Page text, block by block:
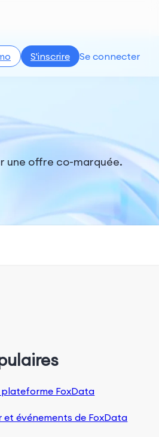
S'inscrire Se connecter
une offre co-marquée.
plateforme FoxData
et événements de FoxData